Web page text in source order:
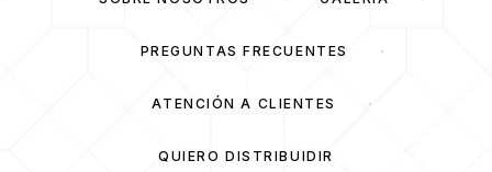
PREGUNTAS FRECUENTES
ATENCIÓN A CLIENTES
QUIERO DISTRIBUIDIR